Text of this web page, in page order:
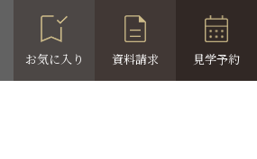
お気に入り 資料請求 見学予約